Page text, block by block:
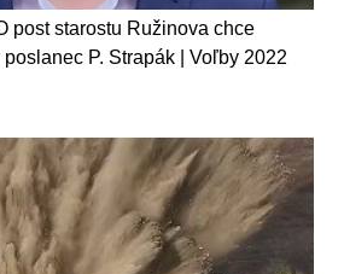
post starostu Ružinova chce
P. Strapák | Voľby 2022